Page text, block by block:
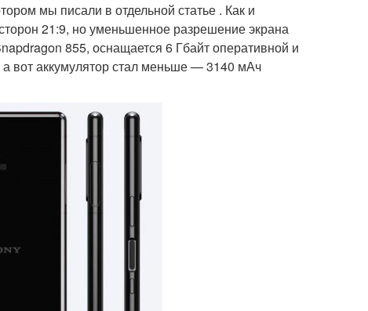
мы писали в отдельной статье . Как и
21:9, но уменьшенное разрешение экрана
855, оснащается 6 Гбайт оперативной и
вот аккумулятор стал меньше — 3140 мАч